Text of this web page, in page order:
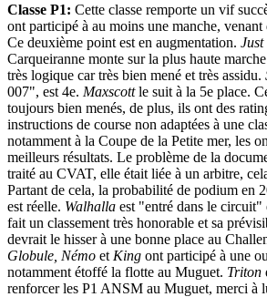
Classe P1: Cette classe remporte un vif
ont participé à au moins une manche,
Ce deuxième point est en augmentation. Just
Carqueiranne monte sur la plus haute
très logique car très bien mené et très assidu.
007", est 4e. Maxscottle suit à la 5e place.
toujours bien menés, de plus, ils ont des
instructions de course non adaptées à une
notamment à la Coupe de la Petite mer, les
meilleurs résultats. Le problème de la
traité au CVAT, elle était liée à un arbitre,
Partant de cela, la probabilité de podium en
est réelle. Walhalla est "entré dans le circuit"
fait un classement très honorable et sa
devrait le hisser à une bonne place au
Globule, Némo et King ont participé à une
notamment étoffé la flotte au Muguet. Triton
renforcer les P1 ANSM au Muguet, merci à